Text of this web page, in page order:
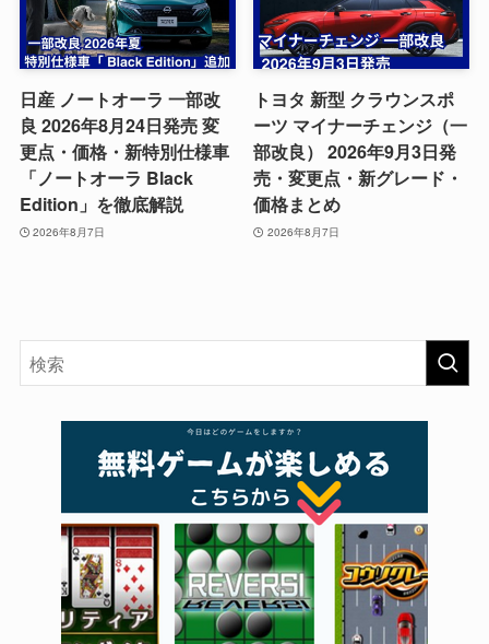
日産 ノートオーラ 一部改
良 2026年8月24日発売 変
更点・価格・新特別仕様車
「ノートオーラ Black
Edition」を徹底解説
2026年8月7日
トヨタ 新型 クラウンスポ
ーツ マイナーチェンジ（一
部改良） 2026年9月3日発
売・変更点・新グレード・
価格まとめ
2026年8月7日